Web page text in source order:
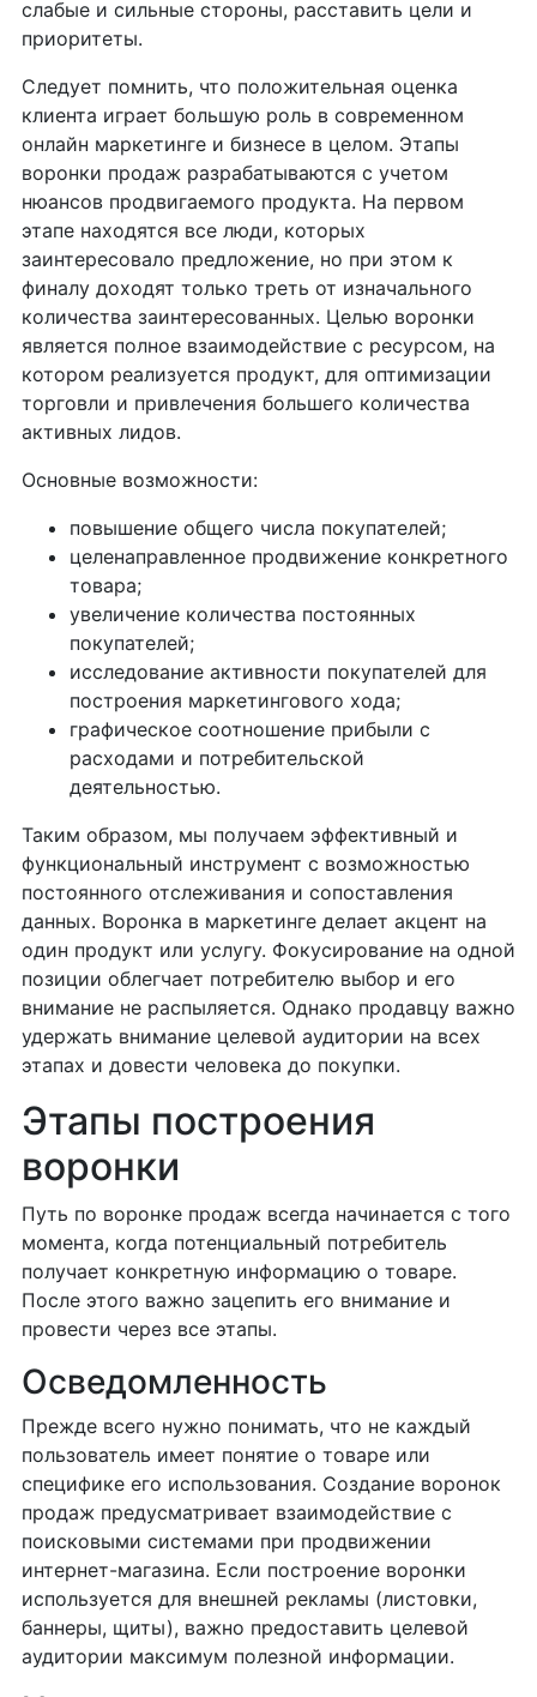
слабые и сильные стороны, расставить цели и
приоритеты.
Следует помнить, что положительная оценка
клиента играет большую роль в современном
онлайн маркетинге и бизнесе в целом. Этапы
воронки продаж разрабатываются с учетом
нюансов продвигаемого продукта. На первом
этапе находятся все люди, которых
заинтересовало предложение, но при этом к
финалу доходят только треть от изначального
количества заинтересованных. Целью воронки
является полное взаимодействие с ресурсом, на
котором реализуется продукт, для оптимизации
торговли и привлечения большего количества
активных лидов.
Основные возможности:
повышение общего числа покупателей;
целенаправленное продвижение конкретного
товара;
увеличение количества постоянных
покупателей;
исследование активности покупателей для
построения маркетингового хода;
графическое соотношение прибыли с
расходами и потребительской
деятельностью.
Таким образом, мы получаем эффективный и
функциональный инструмент с возможностью
постоянного отслеживания и сопоставления
данных. Воронка в маркетинге делает акцент на
один продукт или услугу. Фокусирование на одной
позиции облегчает потребителю выбор и его
внимание не распыляется. Однако продавцу важно
удержать внимание целевой аудитории на всех
этапах и довести человека до покупки.
Этапы построения
воронки
Путь по воронке продаж всегда начинается с того
момента, когда потенциальный потребитель
получает конкретную информацию о товаре.
После этого важно зацепить его внимание и
провести через все этапы.
Осведомленность
Прежде всего нужно понимать, что не каждый
пользователь имеет понятие о товаре или
специфике его использования. Создание воронок
продаж предусматривает взаимодействие с
поисковыми системами при продвижении
интернет-магазина. Если построение воронки
используется для внешней рекламы (листовки,
баннеры, щиты), важно предоставить целевой
аудитории максимум полезной информации.